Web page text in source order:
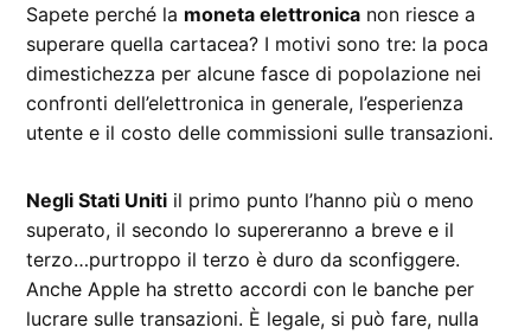
Sapete perché la moneta elettronica non riesce a
superare quella cartacea? I motivi sono tre: la poca
dimestichezza per alcune fasce di popolazione nei
confronti dell’elettronica in generale, l’esperienza
utente e il costo delle commissioni sulle transazioni.
Negli Stati Uniti il primo punto l’hanno più o meno
superato, il secondo lo supereranno a breve e il
terzo…purtroppo il terzo è duro da sconfiggere.
Anche Apple ha stretto accordi con le banche per
lucrare sulle transazioni. È legale, si può fare, nulla